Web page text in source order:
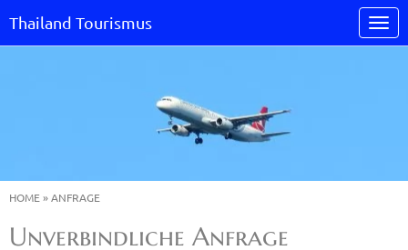
Thailand Tourismus
HOME»ANFRAGE
Unverbindliche Anfrage